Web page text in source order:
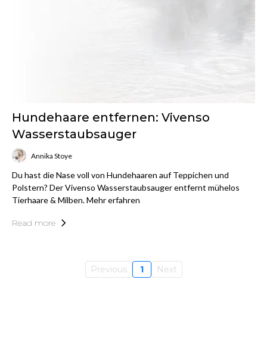
Hundehaare entfernen: Vivenso
Wasserstaubsauger
Annika Stoye
Du hast die Nase voll von Hundehaaren auf Teppichen und
Polstern? Der Vivenso Wasserstaubsauger entfernt mühelos
Tierhaare & Milben. Mehr erfahren
Read more
Previous 1 Next